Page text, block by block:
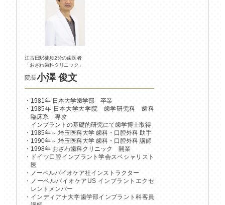
江古田駅徒歩2分の歯医者
「おざわ歯科クリニック」
院長小澤 俊文
1981年 日本大学歯学部 卒業
1985年 日本大学大学院 歯学研究科 歯科
臨床系 専攻
インプラントの基礎的研究にて歯学博士取得
1985年～ 埼玉医科大学 歯科・口腔外科 助手
1990年～ 埼玉医科大学 歯科・口腔外科 講師
1998年 おざわ歯科クリニック 開業
ドイツ口腔インプラント学会スペシャリスト
医
ノーベルバイオケア社インストラクター
ノーベルバイオケアUS インプラントエクセ
レントメンバー
インディアナ大学歯学部インプラント科客員